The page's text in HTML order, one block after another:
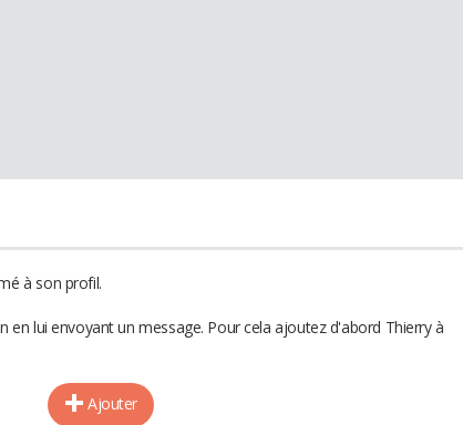
à son profil.
en lui envoyant un message. Pour cela ajoutez d'abord Thierry à
Ajouter